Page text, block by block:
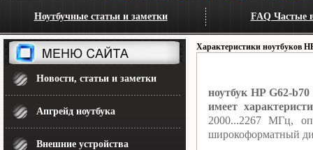
Ноутбучные статьи и заметки FAQ Частые
Новости, статьи и заметки
Апгрейд ноутбука
Внешние устройства
Характеристики ноутбуков
ноутбук HP G62-
имеет
2000...2267 МГц,
широкоформатный